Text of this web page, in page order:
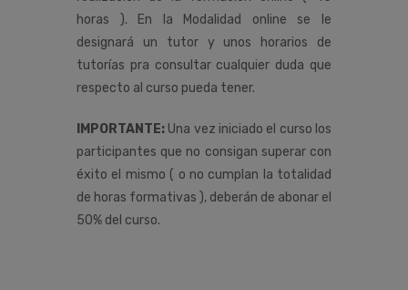
horas ). En la Modalidad online se le
designará un tutor y unos horarios de
tutorías pra consultar cualquier duda que
respecto al curso pueda tener.
IMPORTANTE: Una vez iniciado el curso los
participantes que no consigan superar con
éxito el mismo ( o no cumplan la totalidad
de horas formativas ), deberán de abonar el
50% del curso.